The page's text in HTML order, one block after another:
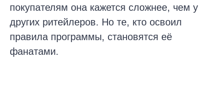
покупателям она кажется сложнее, чем у
других ритейлеров. Но те, кто освоил
правила программы, становятся её
фанатами.